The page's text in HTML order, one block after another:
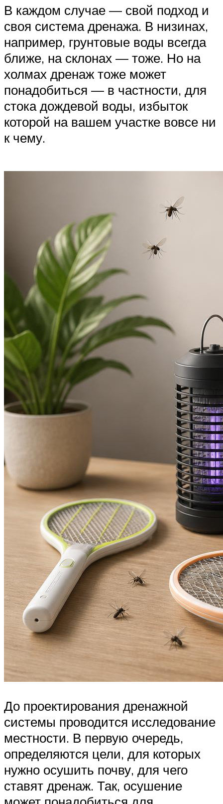
В каждом случае — свой подход и
своя система дренажа. В низинах,
например, грунтовые воды всегда
ближе, на склонах — тоже. Но на
холмах дренаж тоже может
понадобиться — в частности, для
стока дождевой воды, избыток
которой на вашем участке вовсе ни
к чему.
До проектирования дренажной
системы проводится исследование
местности. В первую очередь,
определяются цели, для которых
нужно осушить почву, для чего
ставят дренаж. Так, осушение